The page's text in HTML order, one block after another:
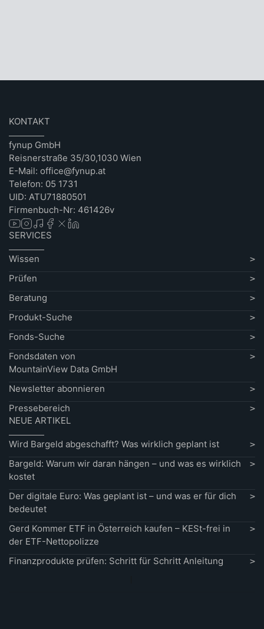
KONTAKT
fynup GmbH
Reisnerstraße 35/30,1030 Wien
E-Mail: office@fynup.at
Telefon: 05 1731
UID: ATU71880501
Firmenbuch-Nr: 461426v
SERVICES
Wissen
Prüfen
Beratung
Produkt-Suche
Fonds-Suche
Fondsdaten von
MountainView Data GmbH
Newsletter abonnieren
Pressebereich
NEUE ARTIKEL
Wird Bargeld abgeschafft? Was wirklich geplant ist
Bargeld: Warum wir daran hängen – und was es wirklich
kostet
Der digitale Euro: Was geplant ist – und was er für dich
bedeutet
Gerd Kommer ETF in Österreich kaufen – KESt-frei in
der ETF-Nettopolizze
Finanzprodukte prüfen: Schritt für Schritt Anleitung